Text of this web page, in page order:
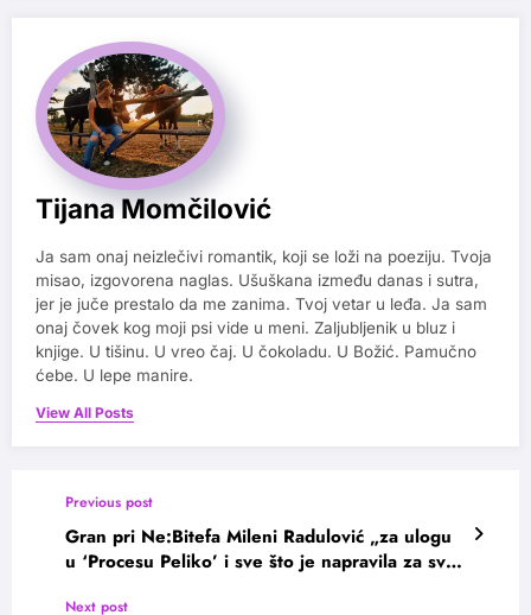
Tijana Momčilović
Ja sam onaj neizlečivi romantik, koji se loži na poeziju. Tvoja
misao, izgovorena naglas. Ušuškana između danas i sutra,
jer je juče prestalo da me zanima. Tvoj vetar u leđa. Ja sam
onaj čovek kog moji psi vide u meni. Zaljubljenik u bluz i
knjige. U tišinu. U vreo čaj. U čokoladu. U Božić. Pamučno
ćebe. U lepe manire.
View All Posts
Previous post
Gran pri Ne:Bitefa Mileni Radulović „za ulogu
u ‘Procesu Peliko’ i sve što je napravila za sve
Next post